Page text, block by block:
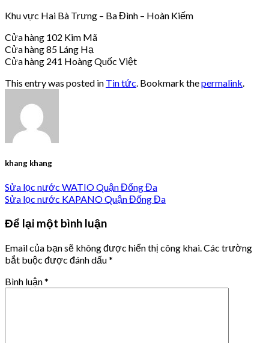
Khu vực Hai Bà Trưng – Ba Đình – Hoàn Kiếm
Cửa hàng 102 Kim Mã
Cửa hàng 85 Láng Hạ
Cửa hàng 241 Hoàng Quốc Việt
This entry was posted in Tin tức . Bookmark thepermalink
khang khang
Sửa lọc nước WATIO Quận Đống Đa
Sửa lọc nước KAPANO Quận Đống Đa
Để lại một bình luận
Email của bạn sẽ không được hiển thị công khai. Các trường
bắt buộc được đánh dấu*
Bình luận*